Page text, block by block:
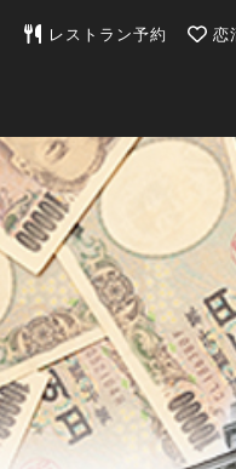
東京カレンダー | 最新の
レストラン予約 恋